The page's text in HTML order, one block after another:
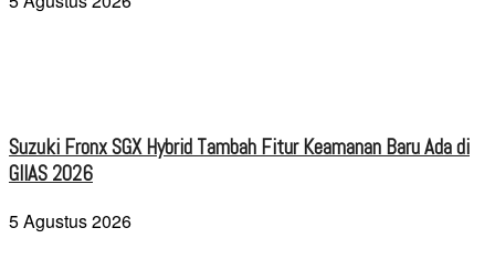
Suzuki Fronx SGX Hybrid Tambah Fitur Keamanan Baru Ada di
GIIAS 2026
5 Agustus 2026